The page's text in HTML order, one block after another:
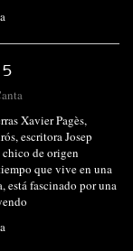
Xavier Pagès,
escritora Josep
de origen
que vive en una
está fascinado por una